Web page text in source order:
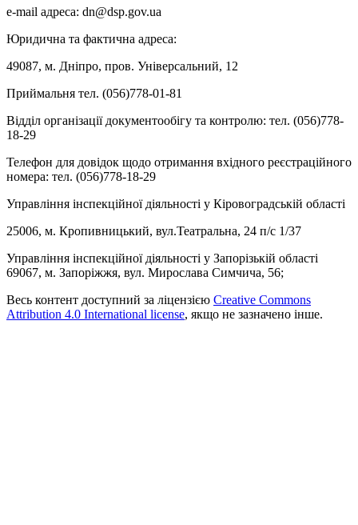
e-mail адреса: dn@dsp.gov.ua
Юридична та фактична адреса:
49087, м. Дніпро, пров. Універсальний, 12
Приймальня тел. (056)778-01-81
Відділ організації документообігу та контролю: тел. (056)778-
18-29
Телефон для довідок щодо отримання вхідного реєстраційного
номера: тел. (056)778-18-29
Управління інспекційної діяльності у Кіровоградській області
25006, м. Кропивницький, вул.Театральна, 24 п/с 1/37
Управління інспекційної діяльності у Запорізькій області
69067, м. Запоріжжя, вул. Мирослава Симчича, 56;
Весь контент доступний за ліцензією Creative Commons
Attribution 4.0 International license, якщо не зазначено інше.